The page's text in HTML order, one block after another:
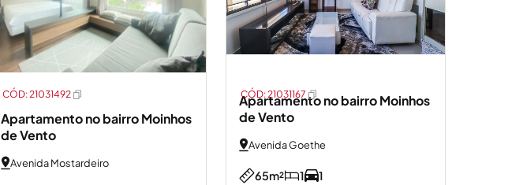
Apartamento no bairro Moinhos
de Vento
Avenida Mostardeiro
CÓD: 21031492
Apartamento no bairro Moinhos
de Vento
Avenida Goethe
65m² 1 1
CÓD: 21031167